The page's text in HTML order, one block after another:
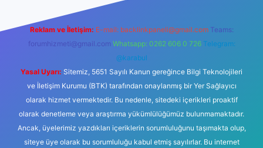
Reklam ve İletişim: E-mail: backlinkpaneli@gmail.com Teams:
forumhizmeti@gmail.com Whatsapp: 0262 606 0 726 Telegram:
@karabul
Yasal Uyarı: Sitemiz, 5651 Sayılı Kanun gereğince Bilgi Teknolojileri
ve İletişim Kurumu (BTK) tarafından onaylanmış bir Yer Sağlayıcı
olarak hizmet vermektedir. Bu nedenle, sitedeki içerikleri proaktif
olarak denetleme veya araştırma yükümlülüğümüz bulunmamaktadır.
Ancak, üyelerimiz yazdıkları içeriklerin sorumluluğunu taşımakta olup,
siteye üye olarak bu sorumluluğu kabul etmiş sayılırlar. Bu internet